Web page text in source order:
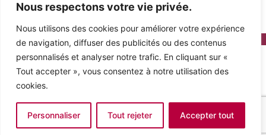
Nous respectons votre vie privée.
Nous utilisons des cookies pour améliorer votre expérience
de navigation, diffuser des publicités ou des contenus
personnalisés et analyser notre trafic. En cliquant sur «
Tout accepter », vous consentez à notre utilisation des
cookies.
Personnaliser Tout rejeter Accepter tout
© Copyright 2012 – 2026 | All Rights
Reserved |
RGPD